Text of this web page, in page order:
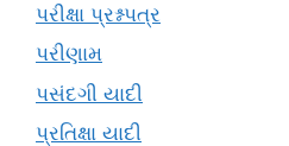
પરીક્ષા પ્રશ્નપત્ર
પરીણામ
પસંદગી યાદી
પ્રતિક્ષા યાદી